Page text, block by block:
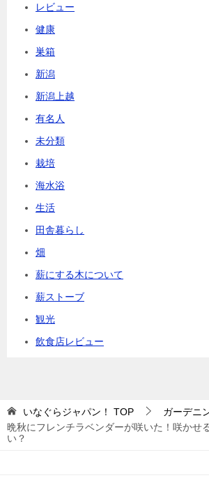
レビュー
健康
巣箱
新潟
新潟上越
有名人
未分類
栽培
海水浴
生活
田舎暮らし
畑
薪にする木について
薪ストーブ
観光
飲食店レビュー
いなぐらジャパン！ TOP
ガーデニ
晩秋にフレンチラベンダーが咲いた！咲かせ
い？